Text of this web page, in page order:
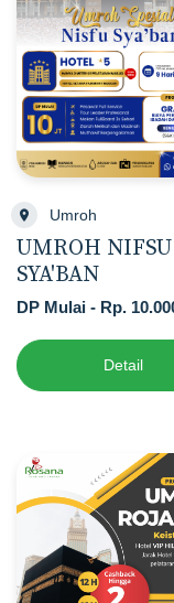
Umroh
UMROH NIFSU
SYA'BAN
DP Mulai - Rp.
Detail